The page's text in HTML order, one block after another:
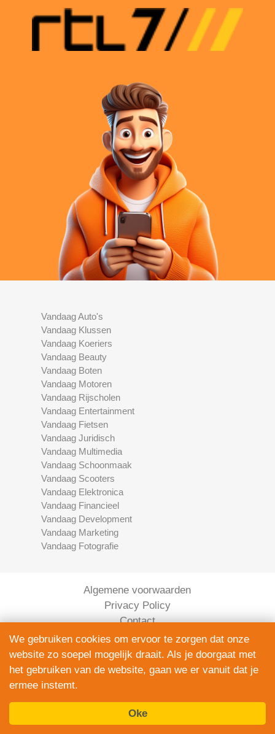
Vandaag Auto's
Vandaag Klussen
Vandaag Koeriers
Vandaag Beauty
Vandaag Boten
Vandaag Motoren
Vandaag Rijscholen
Vandaag Entertainment
Vandaag Fietsen
Vandaag Juridisch
Vandaag Multimedia
Vandaag Schoonmaak
Vandaag Scooters
Vandaag Elektronica
Vandaag Financieel
Vandaag Development
Vandaag Marketing
Vandaag Fotografie
Algemene voorwaarden
Privacy Policy
Contact
Bedrijven Inlog
We gebruiken cookies om ervoor te zorgen dat onze
website zo soepel mogelijk draait. Als je doorgaat met
het gebruiken van de website, gaan we er vanuit dat je
ermee instemt.
Oke